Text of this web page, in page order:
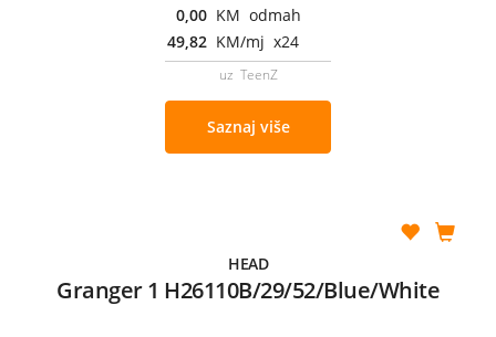
0,00 KM odmah
49,82 KM/mj x24
uz TeenZ
Saznaj više
HEAD
Granger 1 H26110B/29/52/Blue/White